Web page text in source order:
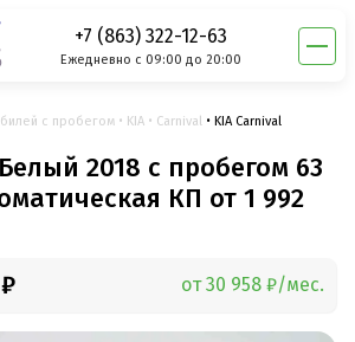
+7 (863) 322-12-63
Ежедневно с 09:00 до 20:00
с пробегом KIA Carnival KIA Carnival
2018 с пробегом 63
КП от 1 992
от 30 958 ₽/мес.